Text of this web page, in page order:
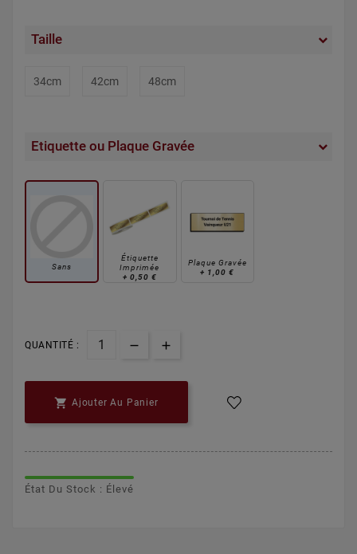
Taille
34cm 42cm 48cm
Etiquette ou Plaque Gravée
Sans
Étiquette
Imprimée
+ 0,50 €
Plaque Gravée
+ 1,00 €
QUANTITÉ :
 Ajouter Au Panier
État Du Stock : Élevé